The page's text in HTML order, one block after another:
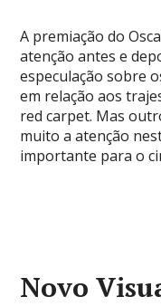
A premiação do
atenção antes e
especulação sobre
em relação aos
red carpet. Mas
muito a atenção
importante para o
Novo